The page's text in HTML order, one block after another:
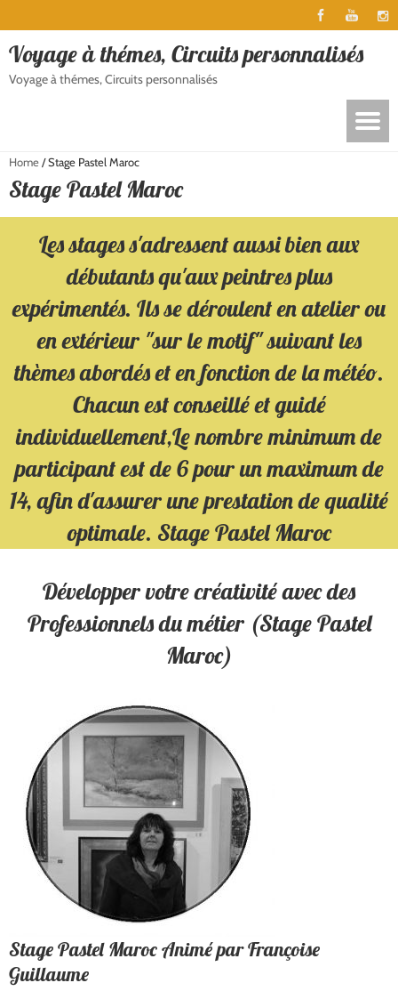
Voyage à thémes, Circuits personnalisés
Voyage à thémes, Circuits personnalisés
Home/Stage Pastel Maroc
Stage Pastel Maroc
Les stages s'adressent aussi bien aux
débutants qu'aux peintres plus
expérimentés. Ils se déroulent en atelier ou
en extérieur "sur le motif" suivant les
thèmes abordés et en fonction de la météo.
Chacun est conseillé et guidé
individuellement,Le nombre minimum de
participant est de 6 pour un maximum de
14, afin d'assurer une prestation de qualité
optimale. Stage Pastel Maroc
Développer votre créativité avec des
Professionnels du métier (Stage Pastel
Maroc)
Stage Pastel Maroc Animé par Françoise
Guillaume